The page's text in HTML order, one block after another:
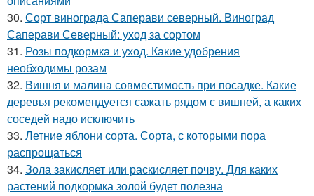
30. Сорт винограда Саперави северный. Виноград
Саперави Северный: уход за сортом
31. Розы подкормка и уход. Какие удобрения
необходимы розам
32. Вишня и малина совместимость при посадке. Какие
деревья рекомендуется сажать рядом с вишней, а каких
соседей надо исключить
33. Летние яблони сорта. Сорта, с которыми пора
распрощаться
34. Зола закисляет или раскисляет почву. Для каких
растений подкормка золой будет полезна